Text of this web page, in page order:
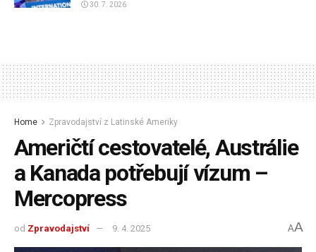
30. 7. 2026
Home Zpravodajství z Latinské Ameriky
Američtí cestovatelé, Austrálie
a Kanada potřebují vízum –
Mercopress
od Zpravodajství 9. 4. 2025 AA